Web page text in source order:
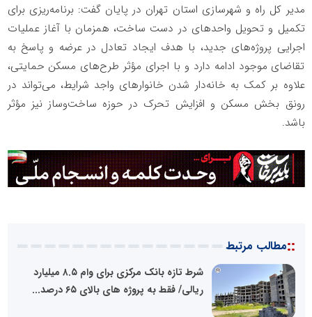
مدیر کل راه و شهرسازی استان تهران در پایان گفت: برنامه‌ریزی برای
تکمیل و تحویل واحدهای در دست ساخت، همزمان با آغاز عملیات
اجرایی پروژه‌های جدید، با هدف ایجاد تعادل در عرضه و پاسخ به
تقاضای موجود ادامه دارد و با اجرای مؤثر طرح‌های مسکن حمایتی،
علاوه بر کمک به خانه‌دار شدن خانوارهای واجد شرایط، می‌تواند در
رونق بخش مسکن و افزایش تحرک در حوزه ساخت‌وساز نیز مؤثر
باشد.
::مطالب مرتبط
شرط تازه بانک مرکزی برای وام ۸.۵ میلیارد
ریالی/ فقط به پروژه های بالای ۶۵ درصد...